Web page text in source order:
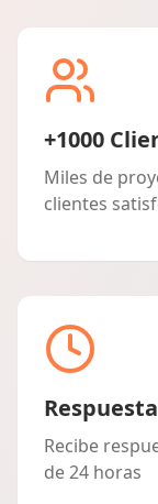
+1000
Miles de
clientes
Recibe
de 24 horas